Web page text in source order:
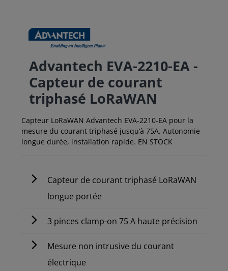
Advantech EVA-2210-EA -
Capteur de courant
triphasé LoRaWAN
Capteur LoRaWAN Advantech EVA-2210-EA pour la
mesure du courant triphasé jusqu’à 75A. Autonomie
longue durée, installation rapide. EN STOCK
Capteur de courant triphasé LoRaWAN
longue portée
3 pinces clamp-on 75 A haute précision
Mesure non intrusive du courant
électrique